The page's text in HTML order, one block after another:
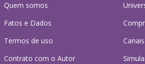
Quem somos
Fatos e Dados
Termos de uso
Contrato com o Autor